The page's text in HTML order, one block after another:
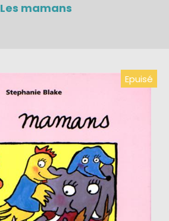
Les mamans
Epuisé